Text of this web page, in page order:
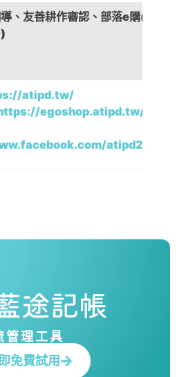
、友善耕作審認、部落e購(原住民
atipd.tw/
egoshop.atipd.tw/
atipd2002/
管理工具
免費試用